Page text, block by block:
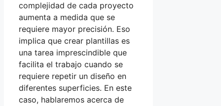
complejidad de cada proyecto
aumenta a medida que se
requiere mayor precisión. Eso
implica que crear plantillas es
una tarea imprescindible que
facilita el trabajo cuando se
requiere repetir un diseño en
diferentes superficies. En este
caso, hablaremos acerca de